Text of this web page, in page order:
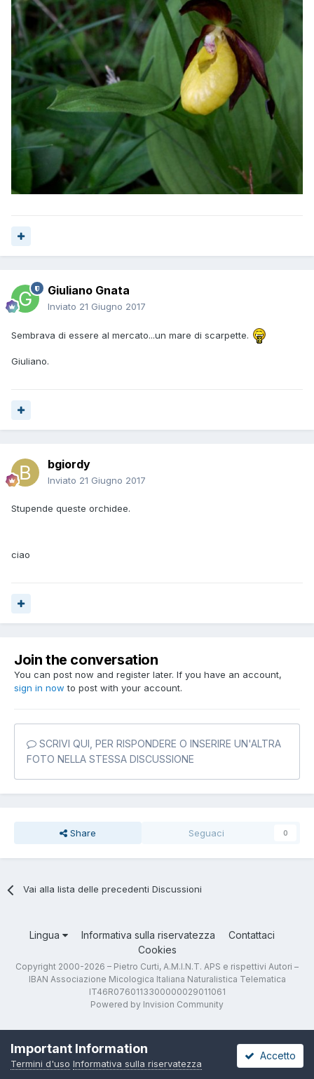
Giuliano Gnata
Inviato 21 Giugno 2017
Sembrava di essere al mercato...un mare di scarpette.
Giuliano.
bgiordy
Inviato 21 Giugno 2017
Stupende queste orchidee.
ciao
Join the conversation
You can post now and register later. If you have an account,
sign in now to post with your account.
SCRIVI QUI, PER RISPONDERE O INSERIRE UN'ALTRA
FOTO NELLA STESSA DISCUSSIONE
Share Seguaci 0
Vai alla lista delle precedenti Discussioni
Lingua Informativa sulla riservatezza
Contattaci
Cookies
Copyright 2000-2026 – Pietro Curti, A.M.I.N.T. APS e rispettivi Autori –
IBAN Associazione Micologica Italiana Naturalistica Telematica
IT46R0760113300000029011061
Powered by Invision Community
Important Information
Termini d'uso Informativa sulla riservatezza
Accetto